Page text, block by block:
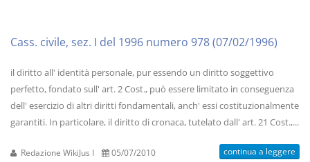
Cass. civile, sez. I del 1996 numero 978 (07/02/1996)
il diritto all' identità personale, pur essendo un diritto soggettivo
perfetto, fondato sull' art. 2 Cost., può essere limitato in conseguenza
dell' esercizio di altri diritti fondamentali, anch' essi costituzionalmente
garantiti. In particolare, il diritto di cronaca, tutelato dall' art. 21 Cost.,...
Redazione WikiJus I 05/07/2010 continua a leggere